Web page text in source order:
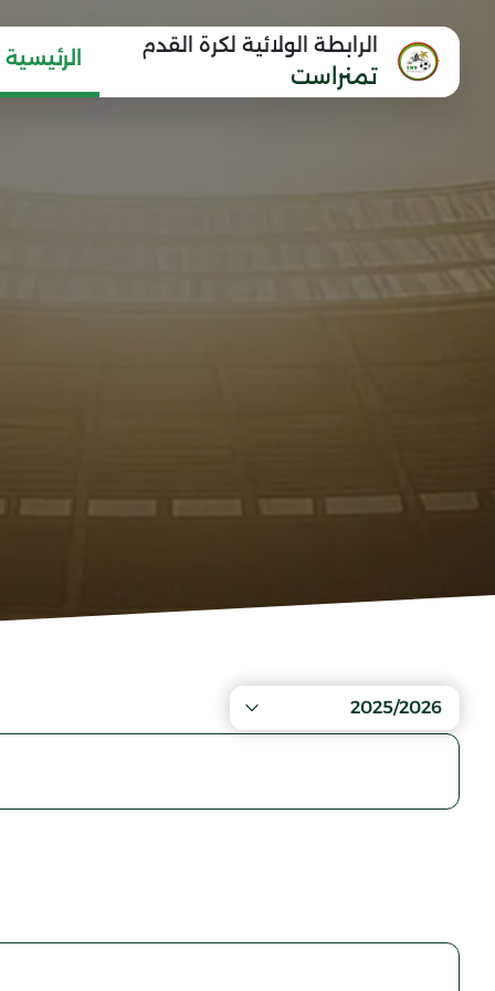
الرابطة الولائية لكرة القدم
تمنراست
الرئيسية
2025/2026